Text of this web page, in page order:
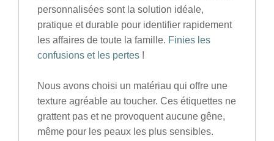
personnalisées sont la solution idéale,
pratique et durable pour identifier rapidement
les affaires de toute la famille. Finies les
confusions et les pertes !
Nous avons choisi un matériau qui offre une
texture agréable au toucher. Ces étiquettes ne
grattent pas et ne provoquent aucune gêne,
même pour les peaux les plus sensibles.